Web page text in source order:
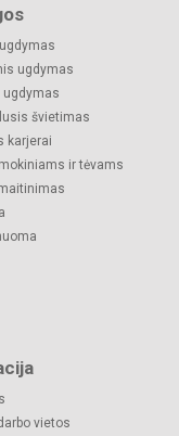
ugdymas
švietimas
karjerai
ir tėvams
vietos